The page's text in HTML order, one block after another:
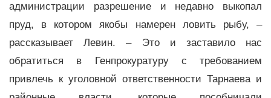
администрации разрешение и недавно выкопал
пруд, в котором якобы намерен ловить рыбу, –
рассказывает Левин. – Это и заставило нас
обратиться в Генпрокуратуру с требованием
привлечь к уголовной ответственности Тарнаева и